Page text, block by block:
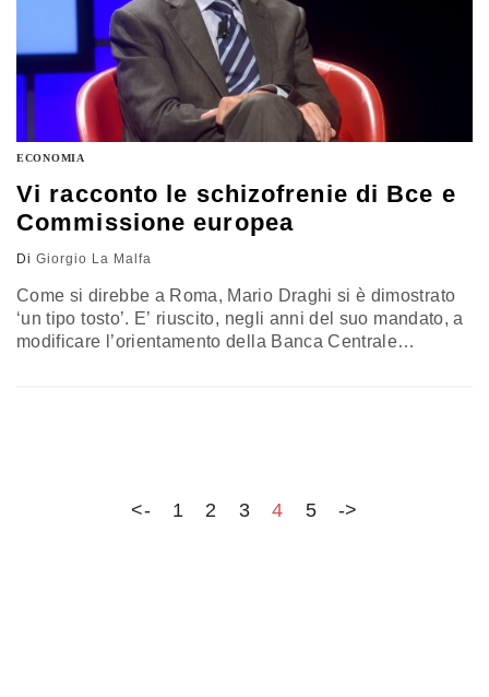
ECONOMIA
Vi racconto le schizofrenie di Bce e
Commissione europea
Di Giorgio La Malfa
Come si direbbe a Roma, Mario Draghi si è dimostrato
‘un tipo tosto’. E’ riuscito, negli anni del suo mandato, a
modificare l’orientamento della Banca Centrale
<- 1 2 3 4 5 ->